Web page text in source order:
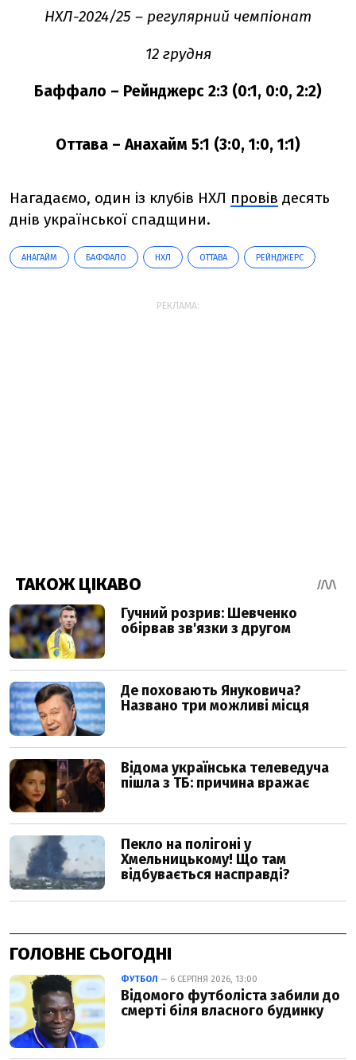
НХЛ-2024/25 – регулярний чемпіонат
12 грудня
Баффало – Рейнджерс 2:3 (0:1, 0:0, 2:2)
Оттава – Анахайм 5:1 (3:0, 1:0, 1:1)
Нагадаємо, один із клубів НХЛ провів десять
днів української спадщини.
АНАГАЙМ БАФФАЛО НХЛ ОТТАВА РЕЙНДЖЕРС
РЕКЛАМА:
ГОЛОВНЕ СЬОГОДНІ
ФУТБОЛ — 6 СЕРПНЯ 2026, 13:00
Відомого футболіста забили до
смерті біля власного будинку